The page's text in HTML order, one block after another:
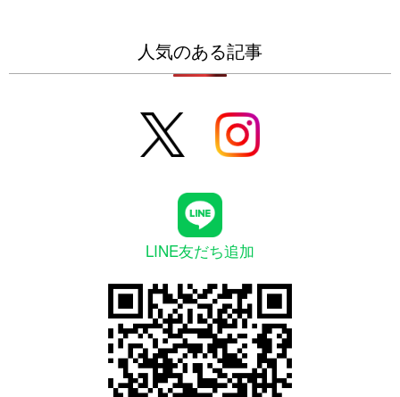
人気のある記事
LINE友だち追加